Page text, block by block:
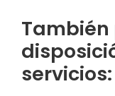
También
servicios: